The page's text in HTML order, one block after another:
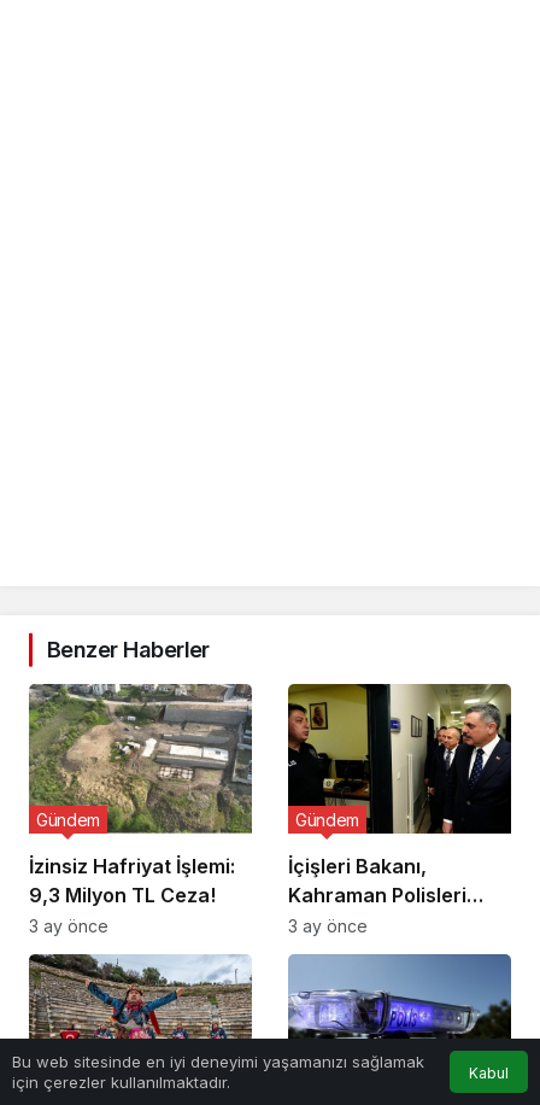
Benzer Haberler
İzinsiz Hafriyat İşlemi:
9,3 Milyon TL Ceza!
Gündem
3 ay önce
İçişleri Bakanı,
Kahraman Polisleri
Ziyaret Etti
Gündem
3 ay önce
Gündem
Bu web sitesinde en iyi deneyimi yaşamanızı sağlamak
için çerezler kullanılmaktadır.
Kabul